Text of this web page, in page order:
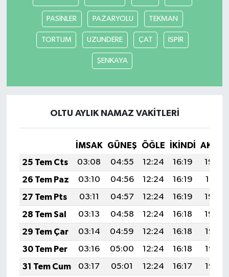
PASİNLER PAZARYOLU TEKMAN
TORTUM UZUNDERE ÇAT İSPİR
ŞENKAYA
OLTU AYLIK NAMAZ VAKITLERI
İMSAK GÜNEŞ ÖĞLE İKINDI
25 Tem Cts
03:08 04:55 12:24 16:19
19:42
26 Tem Paz
03:10 04:56 12:24 16:19
19:41
27 Tem Pts
03:11 04:57 12:24 16:19
19:40
28 Tem Sal
03:13 04:58 12:24 16:18
19:39
29 Tem Çar
03:14 04:59 12:24 16:18
19:38
30 Tem Per
03:16 05:00 12:24 16:18
19:37
31 Tem Cum
03:17 05:01 12:24 16:17
19:36